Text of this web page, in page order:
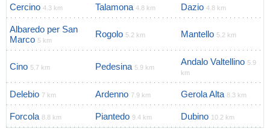
Cercino 4.3 km Talamona 4.8 km Dazio 4.8 km
Albaredo per San
Marco 5 km
Rogolo 5.2 km Mantello 5.2 km
Cino 5.7 km Pedesina 5.9 km
Andalo Valtellino 5.9
km
Delebio 7 km Ardenno 7.9 km Gerola Alta 8.3 km
Forcola 8.8 km Piantedo 9.4 km Dubino 10.2 km